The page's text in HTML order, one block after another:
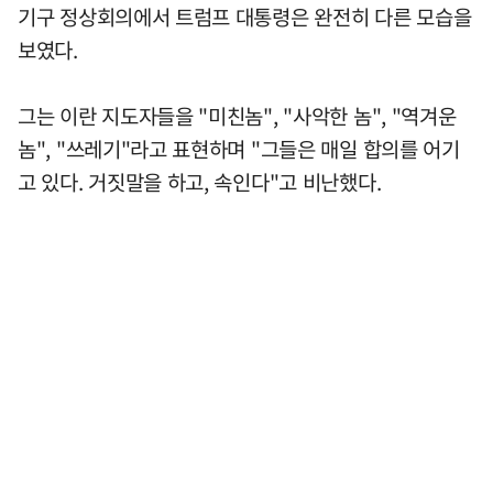
기구 정상회의에서 트럼프 대통령은 완전히 다른 모습을
보였다.
그는 이란 지도자들을 "미친놈", "사악한 놈", "역겨운
놈", "쓰레기"라고 표현하며 "그들은 매일 합의를 어기
고 있다. 거짓말을 하고, 속인다"고 비난했다.